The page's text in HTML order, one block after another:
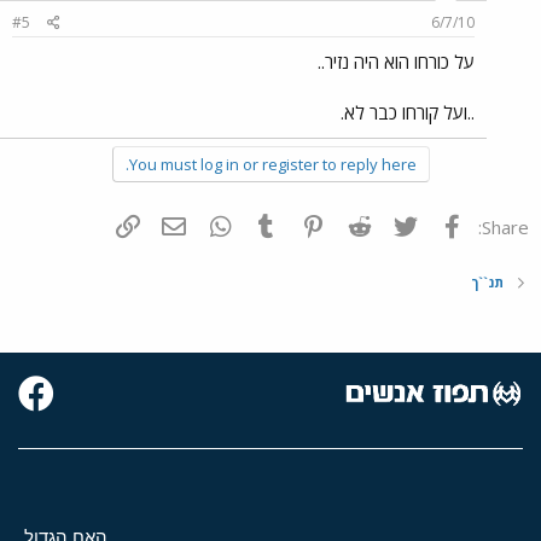
6/7/10
#5
על כורחו הוא היה נזיר..
..ועל קורחו כבר לא.
You must log in or register to reply here.
Share: פייסבוק Twitter
Reddit
Pinterest
Tumblr
WhatsAppדואר אלקטרוני
תנ``ך
האח הגדול